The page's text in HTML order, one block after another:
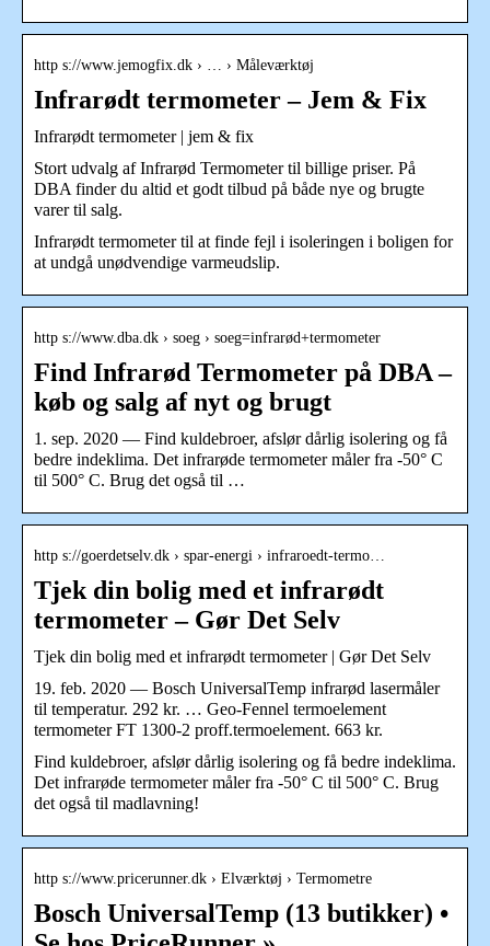
http s://www.jemogfix.dk › … › Måleværktøj
Infrarødt termometer – Jem & Fix
Infrarødt termometer | jem & fix
Stort udvalg af Infrarød Termometer til billige priser. På
DBA finder du altid et godt tilbud på både nye og brugte
varer til salg.
Infrarødt termometer til at finde fejl i isoleringen i boligen for
at undgå unødvendige varmeudslip.
http s://www.dba.dk › soeg › soeg=infrarød+termometer
Find Infrarød Termometer på DBA –
køb og salg af nyt og brugt
1. sep. 2020 — Find kuldebroer, afslør dårlig isolering og få
bedre indeklima. Det infrarøde termometer måler fra -50° C
til 500° C. Brug det også til …
http s://goerdetselv.dk › spar-energi › infraroedt-termo…
Tjek din bolig med et infrarødt
termometer – Gør Det Selv
Tjek din bolig med et infrarødt termometer | Gør Det Selv
19. feb. 2020 — Bosch UniversalTemp infrarød lasermåler
til temperatur. 292 kr. … Geo-Fennel termoelement
termometer FT 1300-2 proff.termoelement. 663 kr.
Find kuldebroer, afslør dårlig isolering og få bedre indeklima.
Det infrarøde termometer måler fra -50° C til 500° C. Brug
det også til madlavning!
http s://www.pricerunner.dk › Elværktøj › Termometre
Bosch UniversalTemp (13 butikker) •